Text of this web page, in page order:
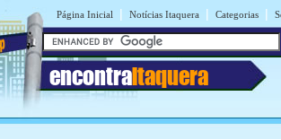
Página Inicial | Notícias Itaquera | Categorias |
encontraItaquera